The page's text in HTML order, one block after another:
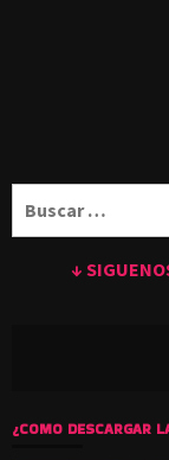
↓
¿COMO DESCARGAR